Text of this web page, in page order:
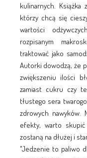
kulinarnych. Książka
którzy chcą się
wartości
rozpisanym
traktować jako
Autorki dowodzą, że
zwiększeniu ilości
zamiast cukru czy
tłustego sera
zdrowych nawyków.
efekty, warto
zostaną na dłużej i
"Jedzenie to paliwo